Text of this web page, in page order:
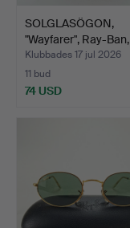
SOLGLASÖGON,
"Wayfarer", Ray-
5024.
Klubbades 17 jul 2026
11 bud
74 USD